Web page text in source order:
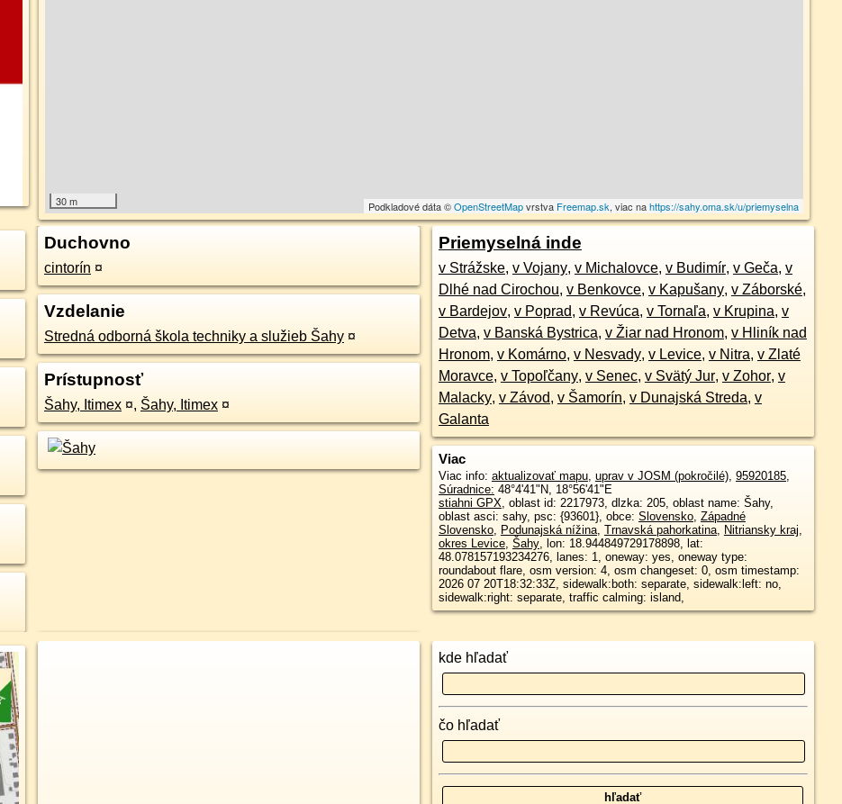
30 m Podkladové dáta ©OpenStreetMapvrstva Freemap.sk, viac nahttps://sahy.oma.sk/u/priemyselna
Duchovno
cintorín ¤
Vzdelanie
Stredná odborná škola techniky a služieb Šahy ¤
Prístupnosť
Šahy, Itimex ¤, Šahy, Itimex ¤
Priemyselná inde
v Strážske, v Vojany, v Michalovce, v Budimír, v Geča, v
Dlhé nad Cirochou, v Benkovce, v Kapušany, v Záborské,
v Bardejov, v Poprad, v Revúca, v Tornaľa, v Krupina, v
Detva, v Banská Bystrica, v Žiar nad Hronom, v Hliník nad
Hronom, v Komárno, v Nesvady, v Levice, v Nitra, v Zlaté
Moravce, v Topoľčany, v Senec, v Svätý Jur, v Zohor, v
Malacky, v Závod, v Šamorín, v Dunajská Streda, v
Galanta
Viac
Viac info: aktualizovať mapu, uprav v JOSM (pokročilé), 95920185,
Súradnice: 48°4'41"N, 18°56'41"E
stiahni GPX, oblast id: 2217973, dlzka: 205, oblast name: Šahy,
oblast asci: sahy, psc: {93601}, obce: Slovensko, Západné
Slovensko, Podunajská nížina, Trnavská pahorkatina, Nitriansky kraj,
okres Levice, Šahy, lon: 18.944849729178898, lat:
48.078157193234276, lanes: 1, oneway: yes, oneway type:
roundabout flare, osm version: 4, osm changeset: 0, osm timestamp:
2026 07 20T18:32:33Z, sidewalk:both: separate, sidewalk:left: no,
sidewalk:right: separate, traffic calming: island,
kde hľadať
čo hľadať